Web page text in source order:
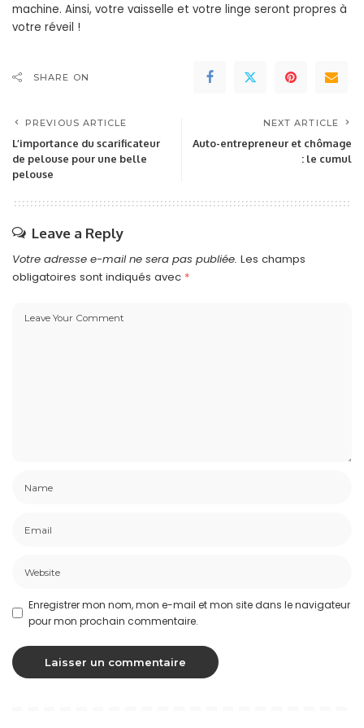
machine. Ainsi, votre vaisselle et votre linge seront propres à
votre réveil !
SHARE ON
PREVIOUS ARTICLE
L’importance du scarificateur
de pelouse pour une belle
pelouse
NEXT ARTICLE
Auto-entrepreneur et chômage
: le cumul
Leave a Reply
Votre adresse e-mail ne sera pas publiée. Les champs
obligatoires sont indiqués avec *
Enregistrer mon nom, mon e-mail et mon site dans le navigateur
pour mon prochain commentaire.